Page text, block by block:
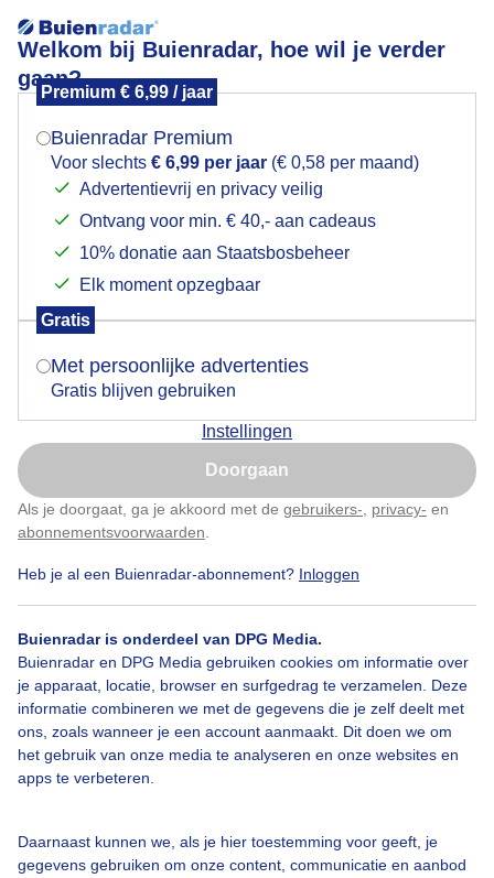
Welkom bij Buienradar, hoe wil je verder
gaan?
Premium € 6,99 / jaar
Buienradar Premium
Voor slechts € 6,99 per jaar (€ 0,58 per maand)
Advertentievrij en privacy veilig
Ontvang voor min. € 40,- aan cadeaus
10% donatie aan Staatsbosbeheer
Elk moment opzegbaar
Gratis
Met persoonlijke advertenties
Gratis blijven gebruiken
Instellingen
Doorgaan
Als je doorgaat, ga je akkoord met de gebruikers- privacy- en
abonnementsvoorwaarden
Heb je al een Buienradar-abonnement? Inloggen
Buienradar is onderdeel van DPG Media.
Buienradar en DPG Media gebruiken cookies om informatie over
je apparaat, locatie, browser en surfgedrag te verzamelen. Deze
informatie combineren we met de gegevens die je zelf deelt met
ons, zoals wanneer je een account aanmaakt. Dit doen we om
het gebruik van onze media te analyseren en onze websites en
apps te verbeteren.
Daarnaast kunnen we, als je hier toestemming voor geeft, je
gegevens gebruiken om onze content, communicatie en aanbod
Zon en bewolkt; het blijft droog; een fris windje, de
molens draaien goed
Colijnsplaat, Zeeland In de namiddag
Door: Geeske Harkema Gemaakt: 26-07-2025, 126x bekeken
Zon Bewolking Windmolens/windje
Bekijk slideshow
Mogen we je locatie gebruiken voor het
Indien je hier nog geen akkoord op hebt gegeven,
verschijnt er zo een pop-up uit je browser waarin
Is goed, toon de popup
Nu niet, misschien later
Klik hierom dit aan te passen